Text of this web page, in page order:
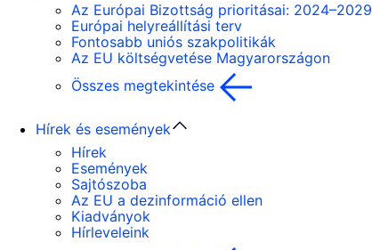
Az Európai Bizottság prioritásai: 2024–2029
Európai helyreállítási terv
Fontosabb uniós szakpolitikák
Az EU költségvetése Magyarországon
Összes megtekintése
Hírek és események
Hírek
Események
Sajtószoba
Az EU a dezinformáció ellen
Kiadványok
Hírleveleink